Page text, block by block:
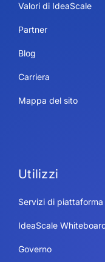
Valori di IdeaScale
Partner
Blog
Carriera
Mappa del sito
Utilizzi
Servizi di piattaforma
IdeaScale
Governo